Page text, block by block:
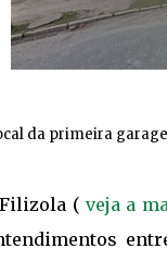
da primeira
( veja a